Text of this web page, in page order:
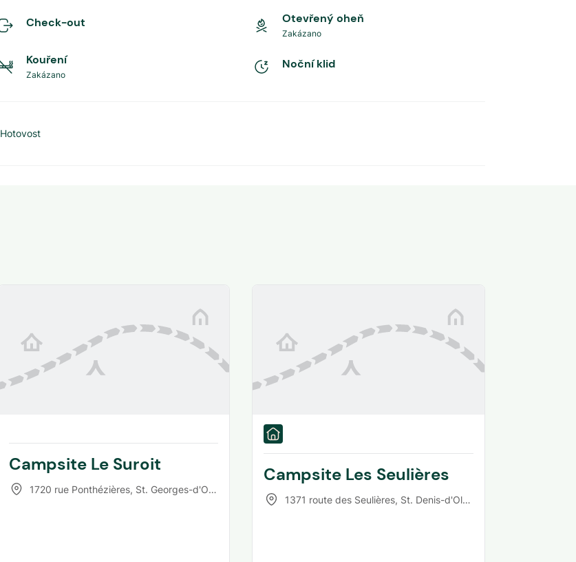
Check-out Otevřený oheň
Zakázano
Kouření
Zakázano
Noční klid
Hotovost
Campsite Le Suroit
1720 rue Ponthézières, St. Georges-d'Oléron
Campsite Les Seulières
1371 route des Seulières, St. Denis-d'Oléron